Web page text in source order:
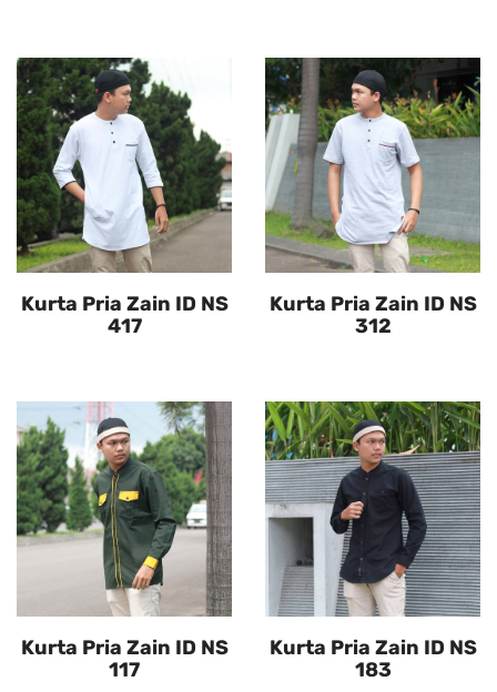
Kurta Pria Zain ID NS
417
Kurta Pria Zain ID NS
312
Kurta Pria Zain ID NS
117
Kurta Pria Zain ID NS
183